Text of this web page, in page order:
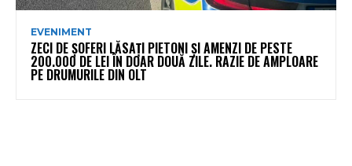
EVENIMENT
ZECI DE ȘOFERI LĂSAȚI PIETONI ȘI AMENZI DE PESTE
200.000 DE LEI ÎN DOAR DOUĂ ZILE. RAZIE DE AMPLOARE
PE DRUMURILE DIN OLT